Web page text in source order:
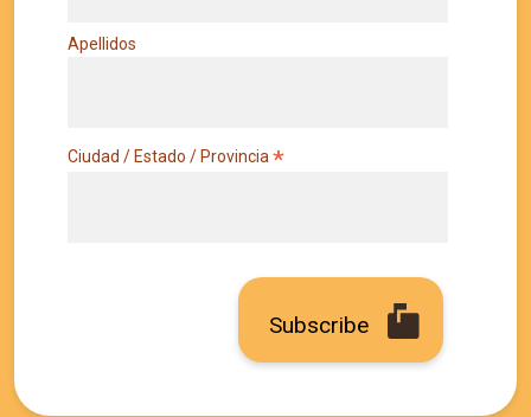
Apellidos
Ciudad / Estado / Provincia *